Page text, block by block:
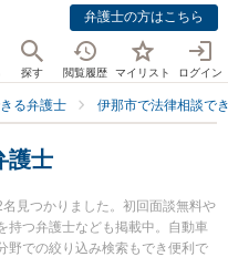
弁護士の方はこちら
探す 閲覧履歴 マイリスト ログイン
る弁護士 伊那市で法律相談で
護士
見つかりました。初回面談無料や
持つ弁護士なども掲載中。自動車
野での絞り込み検索もでき便利で